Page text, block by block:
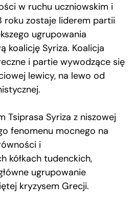
w ruchu uczniowskim i
roku zostaje liderem partii
ugrupowania
koalicję Syriza. Koalicja
i partie wywodzące się
lewicy, na lewo od
Tsiprasa Syriza z niszowej
fenomenu mocnego na
i
kółkach tudenckich,
ugrupowanie
kryzysem Grecji.